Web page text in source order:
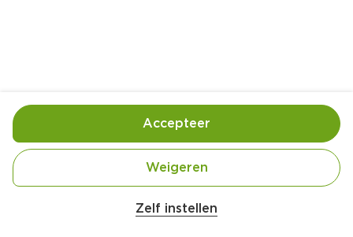
Zelf instellen
Weigeren
Accepteer